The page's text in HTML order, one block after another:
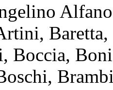
Alfano,
Boccia,